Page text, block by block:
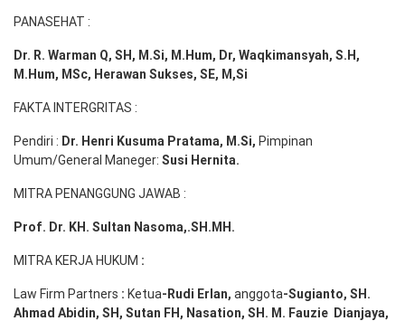
PANASEHAT :
Dr. R. Warman Q, SH, M.Si, M.Hum, Dr, Waqkimansyah, S.H,
M.Hum, MSc, Herawan Sukses, SE, M,Si
FAKTA INTERGRITAS :
Pendiri : Dr. Henri Kusuma Pratama, M.Si, Pimpinan
Umum/General Maneger: Susi Hernita.
MITRA PENANGGUNG JAWAB :
Prof. Dr. KH. Sultan Nasoma,.SH.MH.
MITRA KERJA HUKUM :
Law Firm Partners : Ketua-Rudi Erlan, anggota-Sugianto, SH.
Ahmad Abidin, SH, Sutan FH, Nasation, SH. M. Fauzie Dianjaya,